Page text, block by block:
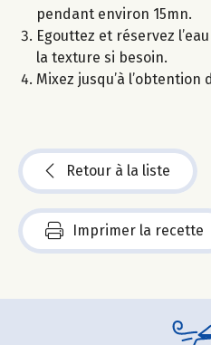
pendant environ 15mn.
Egouttez et réservez
la texture si besoin.
Mixez jusqu’à
Retour à la liste
Imprimer la recette